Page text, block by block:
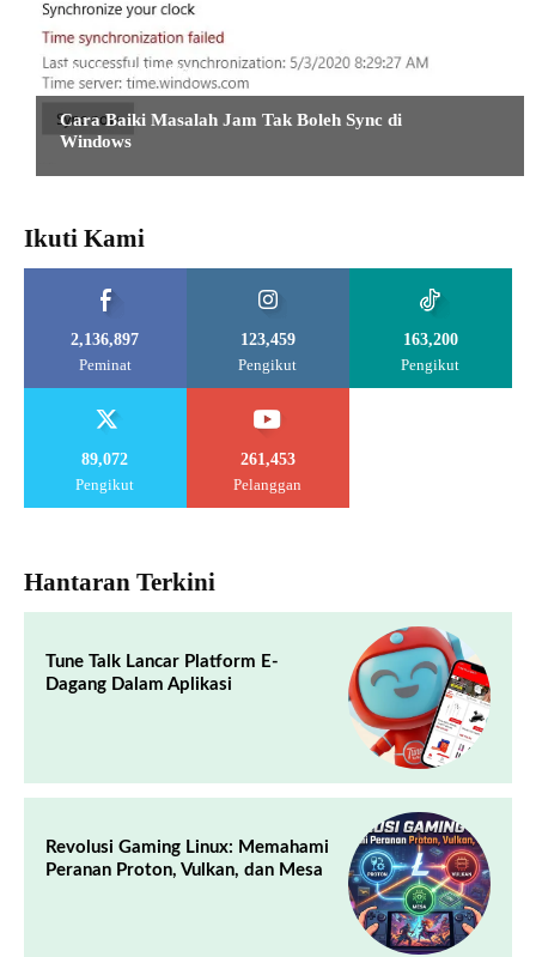
TIPS DAN TUTORIAL
Cara Baiki Masalah Jam Tak Boleh Sync di
Windows
Ikuti Kami
2,136,897
Peminat
123,459
Pengikut
163,200
Pengikut
89,072
Pengikut
261,453
Pelanggan
Hantaran Terkini
Tune Talk Lancar Platform E-
Dagang Dalam Aplikasi
Revolusi Gaming Linux: Memahami
Peranan Proton, Vulkan, dan Mesa